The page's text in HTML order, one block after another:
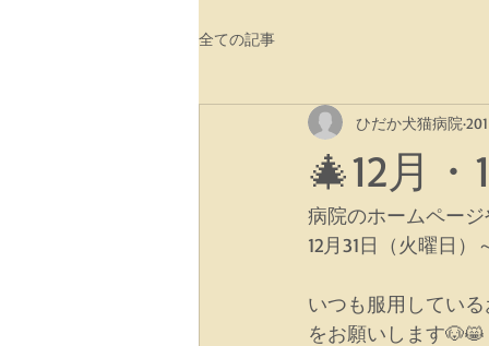
全ての記事
🎄12月
ひだか犬猫病院
病院のホームペー
12月31日（火曜日
いつも服用してい
をお願いします🐶😸